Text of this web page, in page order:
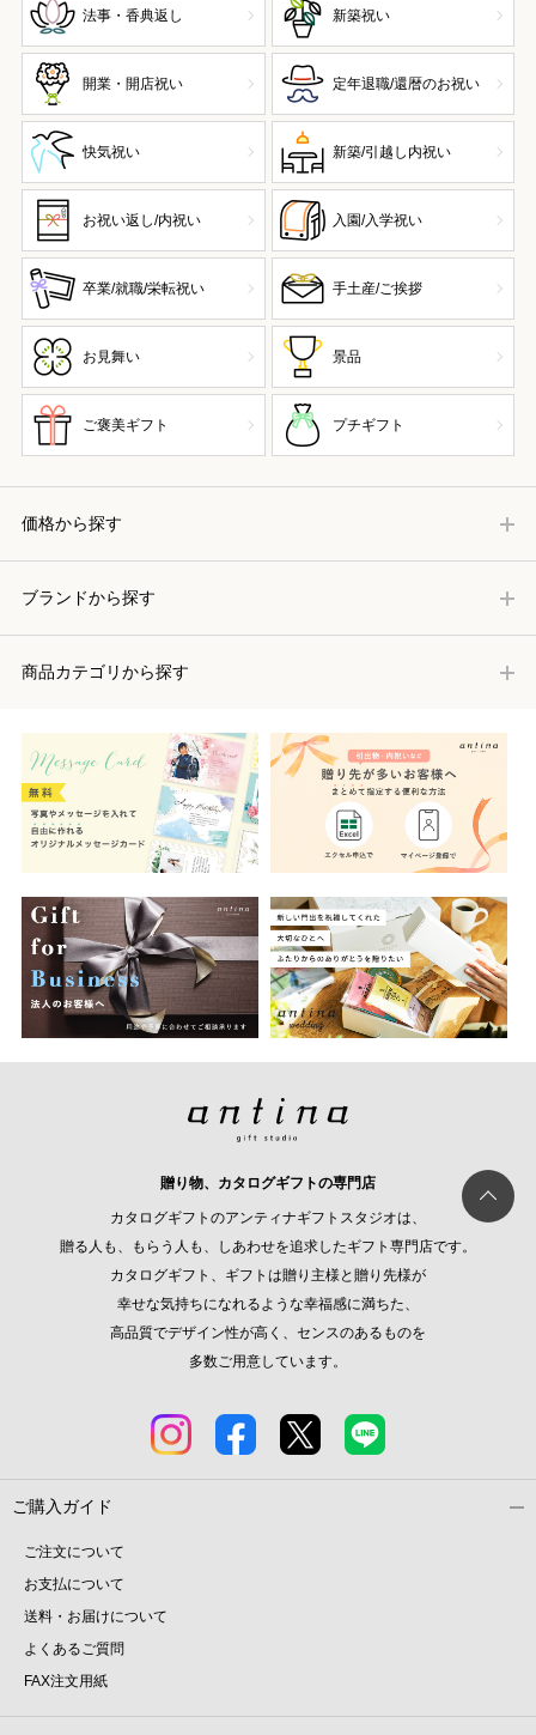
法事・香典返し 新築祝い
開業・開店祝い 定年退職/還暦のお祝い
快気祝い 新築/引越し内祝い
お祝い返し/内祝い 入園/入学祝い
卒業/就職/栄転祝い 手土産/ご挨拶
お見舞い 景品
ご褒美ギフト プチギフト
価格から探す
ブランドから探す
商品カテゴリから探す
贈り物、カタログギフトの専門店
カタログギフトのアンティナギフトスタジオは、
贈る人も、もらう人も、しあわせを追求したギフト専門店です。
カタログギフト、ギフトは贈り主様と贈り先様が
幸せな気持ちになれるような幸福感に満ちた、
高品質でデザイン性が高く、センスのあるものを
多数ご用意しています。
ご購入ガイド
ご注文について
お支払について
送料・お届けについて
よくあるご質問
FAX注文用紙